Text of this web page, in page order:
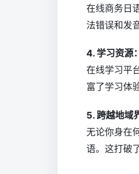
在线商务日
法错误和发
4. 学习资源：
在线学习平
富了学习体验
5. 跨越地域
无论你身在
语。这打破